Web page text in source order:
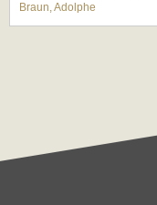
Braun, Adolphe